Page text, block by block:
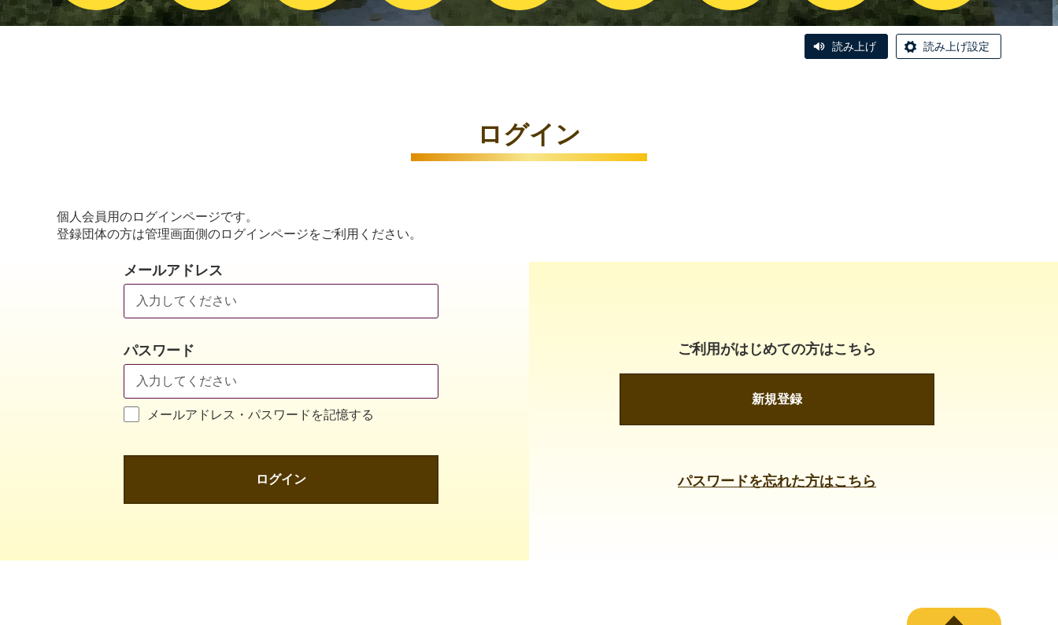
読み上げ 読み上げ設定
ログイン
個人会員用のログインページです。
登録団体の方は管理画面側のログインページをご利用ください。
メールアドレス
パスワード
メールアドレス・パスワードを記憶する
ログイン
ご利用がはじめての方はこちら
新規登録
パスワードを忘れた方はこちら